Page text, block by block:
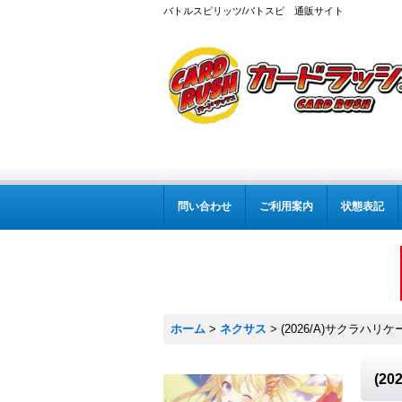
バトルスピリッツ/バトスピ 通販サイト
問い合わせ ご利用案内 状態表記
ホーム > ネクサス > (2026/A)サクラハリケ